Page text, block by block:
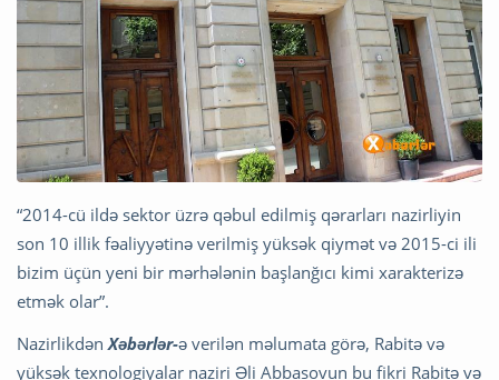
“2014-cü ildə sektor üzrə qəbul edilmiş qərarları nazirliyin
son 10 illik fəaliyyətinə verilmiş yüksək qiymət və 2015-ci ili
bizim üçün yeni bir mərhələnin başlanğıcı kimi xarakterizə
etmək olar”.
NazirlikdənXəbərlər-ə verilən məlumata görə, Rabitə və
yüksək texnologiyalar naziri Əli Abbasovun bu fikri Rabitə və